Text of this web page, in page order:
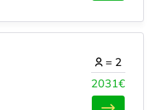
2031€
= 2